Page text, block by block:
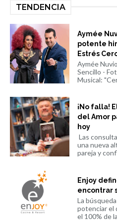
TENDENCIA
Aymée
potente
Estrés
Aymée
Sencillo -
Musical:
¡No falla!
del Amor
hoy
Las
una nueva
pareja y
Enjoy
encontrar
La
potenciar el
el 100% de